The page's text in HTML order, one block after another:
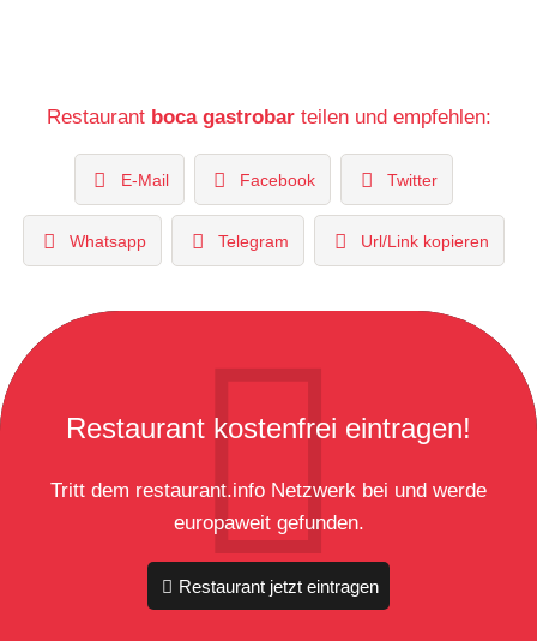
Restaurant boca gastrobarteilen und empfehlen:
E-Mail Facebook Twitter
Whatsapp Telegram Url/Link kopieren
Restaurant kostenfrei eintragen!
Tritt dem restaurant.info Netzwerk bei und werde
europaweit gefunden.
Restaurant jetzt eintragen